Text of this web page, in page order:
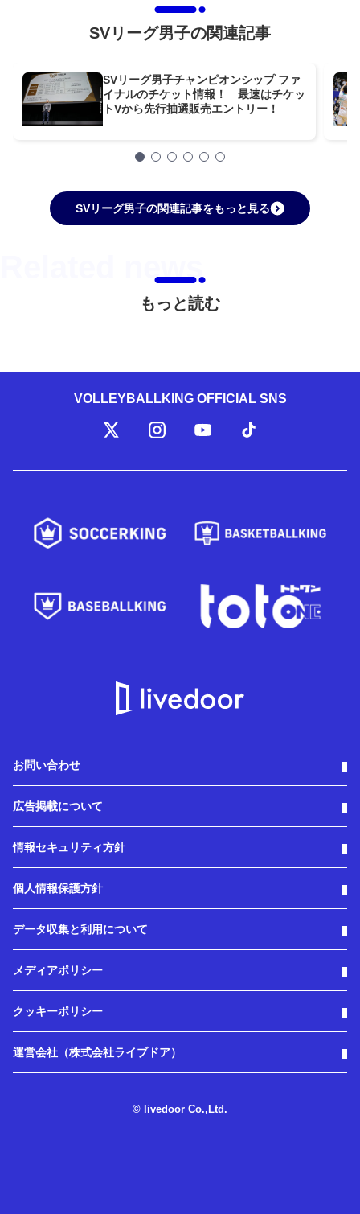
SVリーグ男子の関連記事
SVリーグ男子チャンピオンシップ ファ
イナルのチケット情報！ 最速はチケッ
トVから先行抽選販売エントリー！
SVリーグ男子の関連記事をもっと見る
もっと読む
VOLLEYBALLKING OFFICIAL SNS
お問い合わせ
広告掲載について
情報セキュリティ方針
個人情報保護方針
データ収集と利用について
メディアポリシー
クッキーポリシー
運営会社（株式会社ライブドア）
© livedoor Co.,Ltd.